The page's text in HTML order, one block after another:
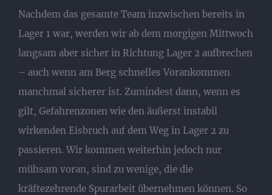
Nachdem das gesamte Team inzwischen bereits in
Lager 1 war, werden wir ab dem morgigen Mittwoch
langsam aber sicher in Richtung Lager 2 aufbrechen
– auch wenn am Berg schnelles Vorankommen
manchmal sicherer ist. Zumindest dann, wenn es
gilt, Gefahrenzonen wie den äußerst instabil
wirkenden Eisbruch auf dem Weg in Lager 2 zu
passieren. Wir kommen weiterhin jedoch nur
mühsam voran, sind zu wenige, die die
kräftezehrende Spurarbeit übernehmen können. So